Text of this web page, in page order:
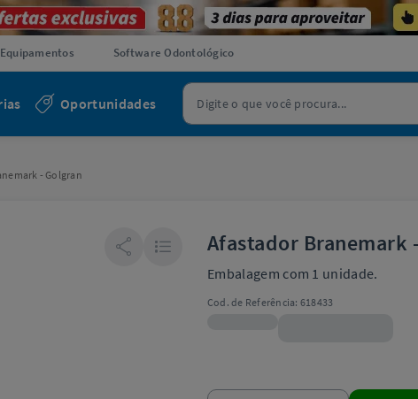
Equipamentos Software Odontológico
Oportunidades
- Golgran
Afastador Branemark
Embalagem com 1 unidade.
Cod. de Referência: 618433